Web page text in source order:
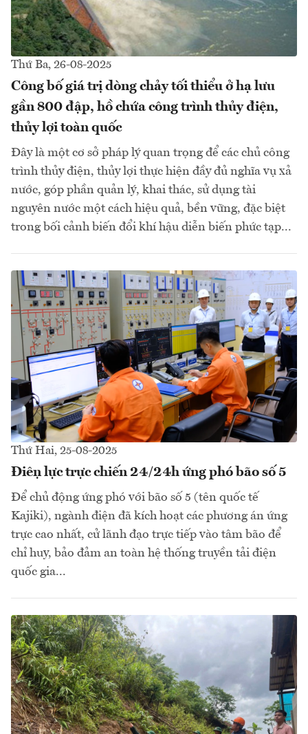
Thứ Ba, 26-08-2025
Công bố giá trị dòng chảy tối thiểu ở hạ lưu
gần 800 đập, hồ chứa công trình thủy điện,
thủy lợi toàn quốc
Đây là một cơ sở pháp lý quan trọng để các chủ công
trình thủy điện, thủy lợi thực hiện đầy đủ nghĩa vụ xả
nước, góp phần quản lý, khai thác, sử dụng tài
nguyên nước một cách hiệu quả, bền vững, đặc biệt
trong bối cảnh biến đổi khí hậu diễn biến phức tạp...
Thứ Hai, 25-08-2025
Điện lực trực chiến 24/24h ứng phó bão số 5
Để chủ động ứng phó với bão số 5 (tên quốc tế
Kajiki), ngành điện đã kích hoạt các phương án ứng
trực cao nhất, cử lãnh đạo trực tiếp vào tâm bão để
chỉ huy, bảo đảm an toàn hệ thống truyền tải điện
quốc gia...